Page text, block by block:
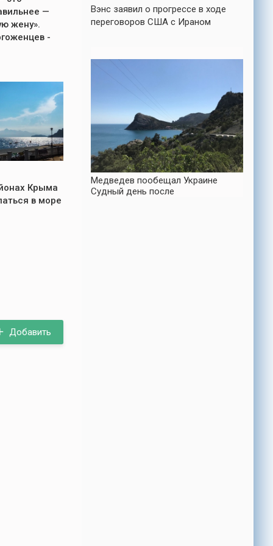
—
жену».
-
Крыма
в море
Добавить
Вэнс заявил о прогрессе в ходе
переговоров США с Ираном
Медведев пообещал Украине
Судный день после